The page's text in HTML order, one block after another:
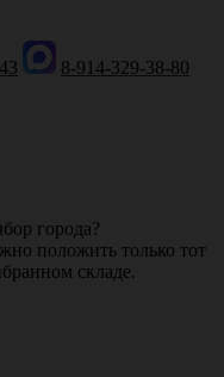
8-914-329-38-80
города?
положить только тот
складе.